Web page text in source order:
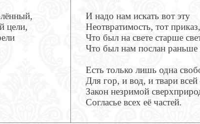
цели,
И надо нам искать вот эту
Неотвратимость, тот приказ,
Что был на свете старше
Что был нам послан раньше
Есть только лишь одна
Для гор, и вод, и твари всей
Закон незримой
Согласье всех её частей.